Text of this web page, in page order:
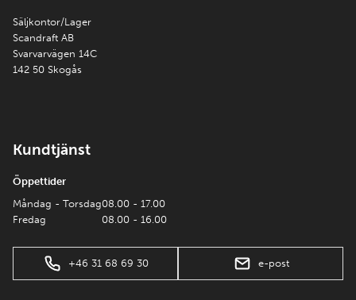
Säljkontor/Lager
Scandraft AB
Svarvarvägen 14C
142 50 Skogås
Kundtjänst
Öppettider
Måndag - Torsdag
Fredag
08.00 - 17.00
08.00 - 16.00
+46 31 68 69 30 e-post